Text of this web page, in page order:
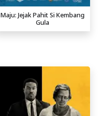
Maju: Jejak Pahit Si Kembang
Gula